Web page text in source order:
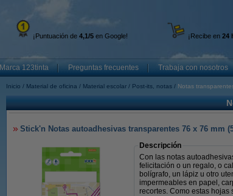
¡Puntuación de 4,1/5 en Google! ¡Recibe en 24
Marca 123tinta Preguntas frecuentes Trabaja con nosotros
Inicio Material de oficina Material escolar Post-its, notas Notas
Stick'n Notas autoadhesivas transparentes 76 x 76 mm
Descripción
Con las notas
felicitación o un regalo, o
bolígrafo, un lápiz u otro
impermeables en papel,
recortes. Como estas